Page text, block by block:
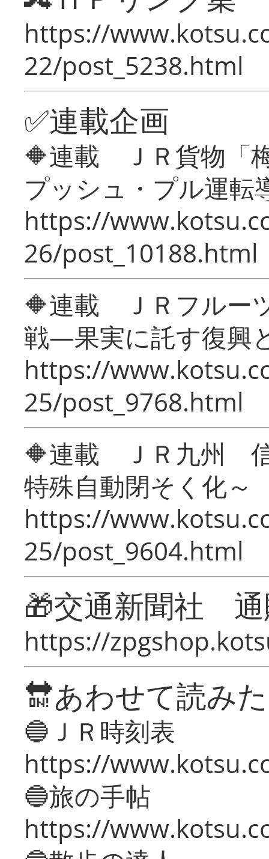
https://
22/post_5238.html
✅連載企画
🔶連載 ＪＲ貨物「
プッシュ・プル運転
https://
26/post_10188.html
🔶連載 ＪＲフルー
戦―果実に託す復興
https://
25/post_9768.html
🔶連載 ＪＲ九州 信
特殊自動閉そく化～
https://
25/post_9604.html
🎁交通新聞社
https://
🔛あわせて読み
🔵ＪＲ時刻表
https://
🔵旅の手帖
https://